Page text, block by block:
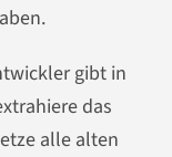
gibt in
das
alle alten